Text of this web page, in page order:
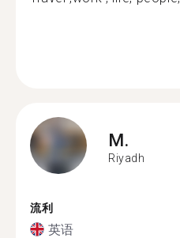
M.
Riyadh
流利
英语